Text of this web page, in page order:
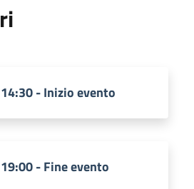
14:30 - Inizio evento
19:00 - Fine evento